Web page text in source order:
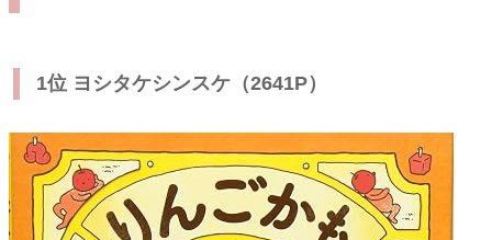
1位 ヨシタケシンスケ（2641P）